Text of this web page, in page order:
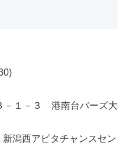
－１－３ 港南台バーズ大
潟西アピタチャンスセン